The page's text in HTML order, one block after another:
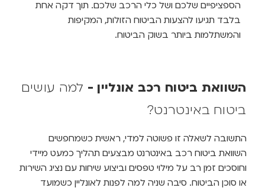
הספציפיים שלכם ושל כלי הרכב שלכם. תוך דקה אחת
בלבד תגיעו להצעות הביטוח הזולות, המקיפות
והמשתלמות ביותר בשוק הביטוח.
השוואת ביטוח רכב אונליין-למה עושים
ביטוח באינטרנט?
התשובה לשאלה זו פשוטה למדי, ראשית כשמחפשים
השוואת ביטוח רכב באינטרנט מבצעים תהליך כמעט מיידי
וחוסכים זמן רב על מילוי טפסים וביצוע שיחות עם נציג השירות
או סוכן הביטוח. סיבה שניה למה לפנות לאונליין כשמועד